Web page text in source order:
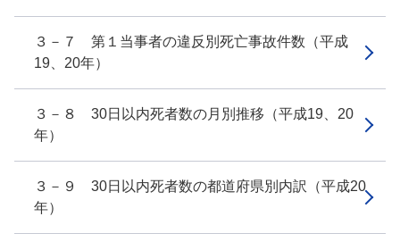
３－７ 第１当事者の違反別死亡事故件数（平成
19、20年）
３－８ 30日以内死者数の月別推移（平成19、20
年）
３－９ 30日以内死者数の都道府県別内訳（平成20
年）